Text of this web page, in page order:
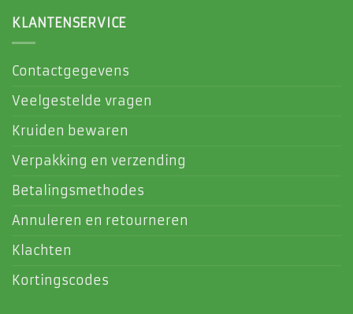
KLANTENSERVICE
Contactgegevens
Veelgestelde vragen
Kruiden bewaren
Verpakking en verzending
Betalingsmethodes
Annuleren en retourneren
Klachten
Kortingscodes